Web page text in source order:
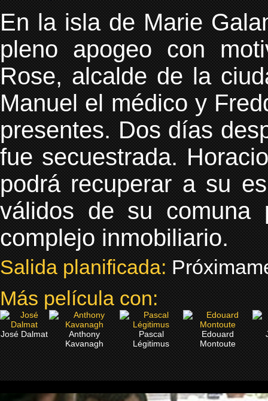
En la isla de Marie
pleno apogeo con
Rose, alcalde de la
Manuel el médico y
presentes. Dos días
fue secuestrada.
podrá recuperar a su
válidos de su comuna
complejo inmobiliario.
Salida planificada:
Más película con:
José Dalmat
Anthony
Kavanagh
Pascal
Légitimus
Edouard
Montoute